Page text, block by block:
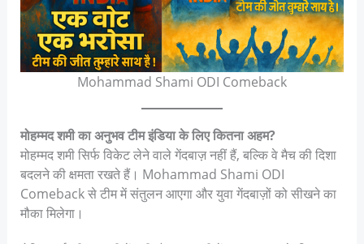
Mohammad Shami ODI Comeback
मोहम्मद शमी का अनुभव टीम इंडिया के लिए कितना अहम?
मोहम्मद शमी सिर्फ विकेट लेने वाले गेंदबाज़ नहीं हैं, बल्कि वे मैच की दिशा
बदलने की क्षमता रखते हैं। Mohammad Shami ODI
Comeback से टीम में संतुलन आएगा और युवा गेंदबाज़ों को सीखने का
मौका मिलेगा।